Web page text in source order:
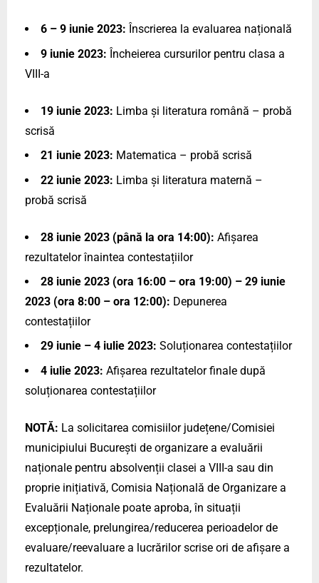
6 – 9 iunie 2023: Înscrierea la evaluarea națională
9 iunie 2023: Încheierea cursurilor pentru clasa a
VIII-a
19 iunie 2023: Limba și literatura română – probă
scrisă
21 iunie 2023: Matematica – probă scrisă
22 iunie 2023: Limba și literatura maternă –
probă scrisă
28 iunie 2023 (până la ora 14:00): Afișarea
rezultatelor înaintea contestațiilor
28 iunie 2023 (ora 16:00 – ora 19:00) – 29 iunie
2023 (ora 8:00 – ora 12:00): Depunerea
contestațiilor
29 iunie – 4 iulie 2023: Soluționarea contestațiilor
4 iulie 2023: Afișarea rezultatelor finale după
soluționarea contestațiilor
NOTĂ: La solicitarea comisiilor județene/Comisiei
municipiului București de organizare a evaluării
naționale pentru absolvenții clasei a VIII-a sau din
proprie inițiativă, Comisia Națională de Organizare a
Evaluării Naționale poate aproba, în situații
excepționale, prelungirea/reducerea perioadelor de
evaluare/reevaluare a lucrărilor scrise ori de afișare a
rezultatelor.